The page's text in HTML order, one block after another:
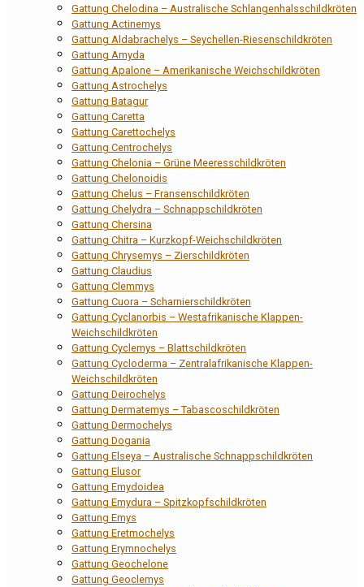
Gattung Chelodina – Australische Schlangenhalsschildkröten
Gattung Actinemys
Gattung Aldabrachelys – Seychellen-Riesenschildkröten
Gattung Amyda
Gattung Apalone – Amerikanische Weichschildkröten
Gattung Astrochelys
Gattung Batagur
Gattung Caretta
Gattung Carettochelys
Gattung Centrochelys
Gattung Chelonia – Grüne Meeresschildkröten
Gattung Chelonoidis
Gattung Chelus – Fransenschildkröten
Gattung Chelydra – Schnappschildkröten
Gattung Chersina
Gattung Chitra – Kurzkopf-Weichschildkröten
Gattung Chrysemys – Zierschildkröten
Gattung Claudius
Gattung Clemmys
Gattung Cuora – Scharnierschildkröten
Gattung Cyclanorbis – Westafrikanische Klappen-
Weichschildkröten
Gattung Cyclemys – Blattschildkröten
Gattung Cycloderma – Zentralafrikanische Klappen-
Weichschildkröten
Gattung Deirochelys
Gattung Dermatemys – Tabascoschildkröten
Gattung Dermochelys
Gattung Dogania
Gattung Elseya – Australische Schnappschildkröten
Gattung Elusor
Gattung Emydoidea
Gattung Emydura – Spitzkopfschildkröten
Gattung Emys
Gattung Eretmochelys
Gattung Erymnochelys
Gattung Geochelone
Gattung Geoclemys